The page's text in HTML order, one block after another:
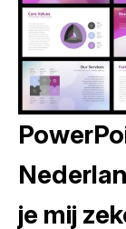
je mij